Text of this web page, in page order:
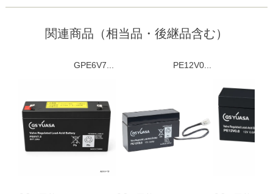
関連商品（相当品・後継品含む）
GPE6V7... PE12V0...